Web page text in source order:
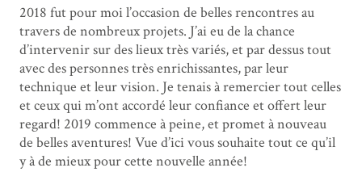
2018 fut pour moi l’occasion de belles rencontres au
travers de nombreux projets. J’ai eu de la chance
d’intervenir sur des lieux très variés, et par dessus tout
avec des personnes très enrichissantes, par leur
technique et leur vision. Je tenais à remercier tout celles
et ceux qui m’ont accordé leur confiance et offert leur
regard! 2019 commence à peine, et promet à nouveau
de belles aventures! Vue d’ici vous souhaite tout ce qu’il
y à de mieux pour cette nouvelle année!